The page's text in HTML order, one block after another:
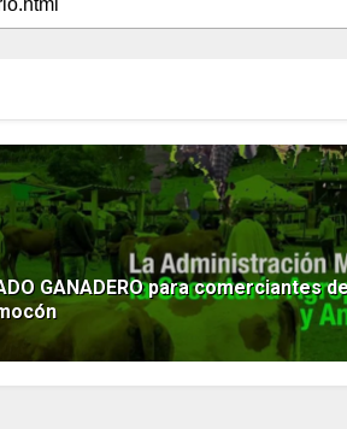
GANADERO para comerciantes